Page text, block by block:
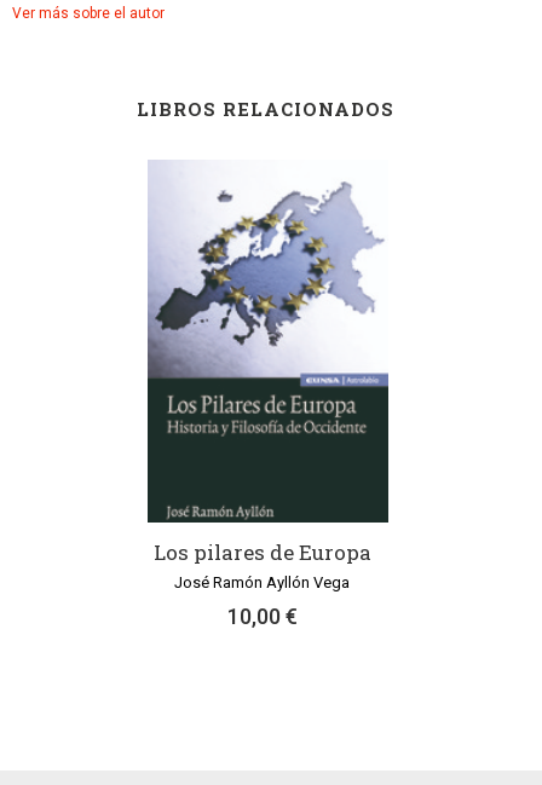
Ver más sobre el autor
LIBROS RELACIONADOS
Los pilares de Europa
José Ramón Ayllón Vega
10,00 €